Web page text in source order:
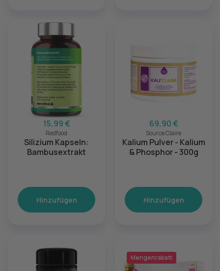
15,99 €
Redfood
Silizium Kapseln:
Bambusextrakt
Hinzufügen
69,90 €
Source Claire
Kalium Pulver - Kalium
& Phosphor - 300g
Hinzufügen
Mengenrabatt